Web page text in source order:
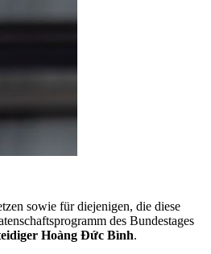
sowie für diejenigen, die diese
des Bundestages
Hoàng Đức Bình.